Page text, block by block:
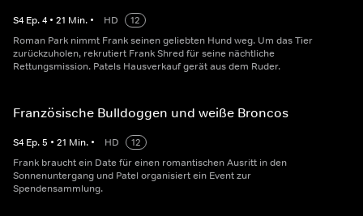
S4 Ep.4 • 21 Min. • HD
12
Roman Park nimmt Frank seinen geliebten Hund weg. Um das Tier
zurückzuholen, rekrutiert Frank Shred für seine nächtliche
Rettungsmission. Patels Hausverkauf gerät aus dem Ruder.
Französische Bulldoggen und weiße Broncos
S4 Ep.5 • 21 Min. • HD
12
Frank braucht ein Date für einen romantischen Ausritt in den
Sonnenuntergang und Patel organisiert ein Event zur
Spendensammlung.